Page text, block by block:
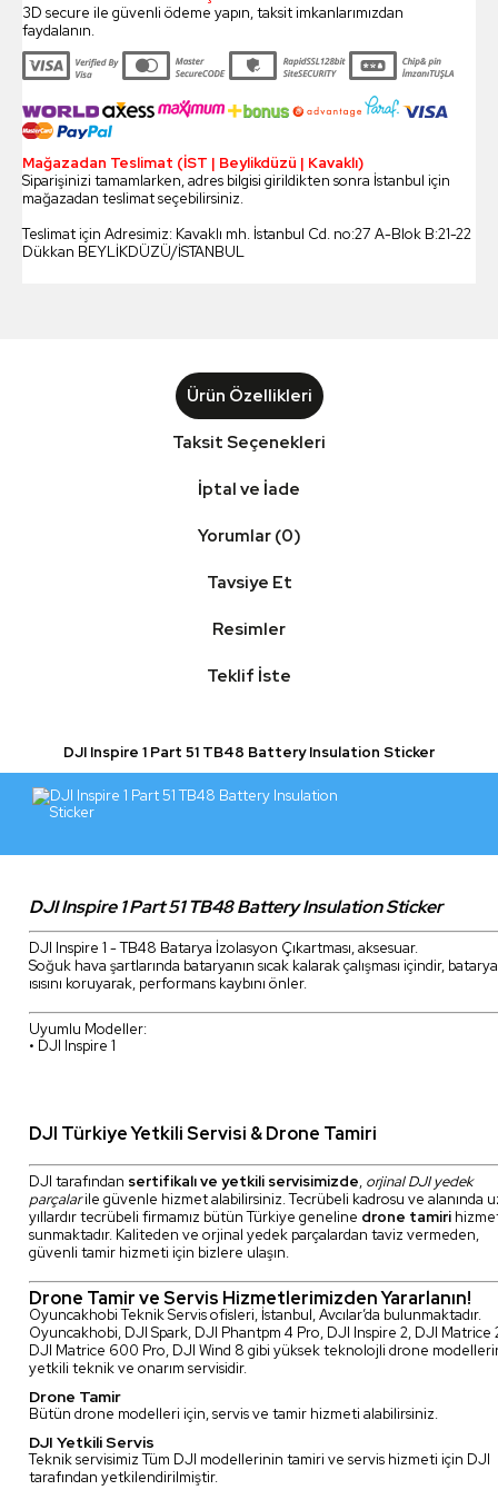
3D secure ile güvenli ödeme yapın, taksit imkanlarımızdan
faydalanın.
Mağazadan Teslimat (İST | Beylikdüzü | Kavaklı)
Siparişinizi tamamlarken, adres bilgisi girildikten sonra İstanbul için
mağazadan teslimat seçebilirsiniz.
Teslimat için Adresimiz: Kavaklı mh. İstanbul Cd. no:27 A-Blok B:21-22
Dükkan BEYLİKDÜZÜ/İSTANBUL
Ürün Özellikleri
Taksit Seçenekleri
İptal ve İade
Yorumlar (0)
Tavsiye Et
Resimler
Teklif İste
DJI Inspire 1 Part 51 TB48 Battery Insulation Sticker
DJI Inspire 1 Part 51 TB48 Battery Insulation Sticker
DJI Inspire 1 - TB48 Batarya İzolasyon Çıkartması, aksesuar.
Soğuk hava şartlarında bataryanın sıcak kalarak çalışması içindir, batarya
ısısını koruyarak, performans kaybını önler.
Uyumlu Modeller:
• DJI Inspire 1
DJI Türkiye Yetkili Servisi & Drone Tamiri
DJI tarafından sertifikalı ve yetkili servisimizde, orjinal DJI yedek
parçalarile güvenle hizmet alabilirsiniz. Tecrübeli kadrosu ve alanında
yıllardır tecrübeli firmamız bütün Türkiye geneline drone tamiri
sunmaktadır. Kaliteden ve orjinal yedek parçalardan taviz vermeden,
güvenli tamir hizmeti için bizlere ulaşın.
Drone Tamir ve Servis Hizmetlerimizden Yararlanın!
Oyuncakhobi Teknik Servis ofisleri, İstanbul, Avcılar’da bulunmaktadır.
Oyuncakhobi, DJI Spark, DJI Phantpm 4 Pro, DJI Inspire 2, DJI Matrice
DJI Matrice 600 Pro, DJI Wind 8 gibi yüksek teknolojli drone
yetkili teknik ve onarım servisidir.
Drone Tamir
Bütün drone modelleri için, servis ve tamir hizmeti alabilirsiniz.
DJI Yetkili Servis
Teknik servisimiz Tüm DJI modellerinin tamiri ve servis hizmeti için DJI
tarafından yetkilendirilmiştir.